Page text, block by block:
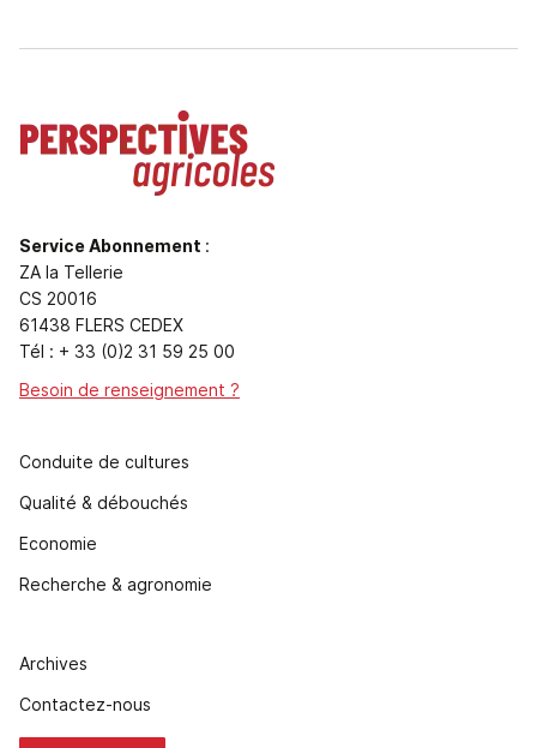
Service Abonnement :
ZA la Tellerie
CS 20016
61438 FLERS CEDEX
Tél : + 33 (0)2 31 59 25 00
Besoin de renseignement ?
Conduite de cultures
Qualité & débouchés
Economie
Recherche & agronomie
Archives
Contactez-nous